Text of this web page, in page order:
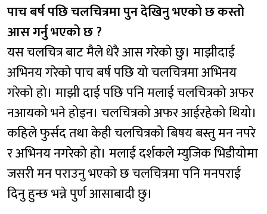
पाच बर्ष पछि चलचित्रमा पुन देखिनु भएको छ कस्तो
आस गर्नु भएको छ ?
यस चलचित्र बाट मैले धेरै आस गरेको छु। माझीदाई
अभिनय गरेको पाच बर्ष पछि यो चलचित्रमा अभिनय
गरेको हो। माझी दाई पछि पनि मलाई चलचित्रको अफर
नआयको भने होइन। चलचित्रको अफर आईरहेको थियो।
कहिले फुर्सद तथा केही चलचित्रको बिषय बस्तु मन नपरे
र अभिनय नगरेको हो। मलाई दर्शकले म्युजिक भिडीयोमा
जसरी मन पराउनु भएको छ चलचित्रमा पनि मनपराई
दिनु हुन्छ भन्ने पुर्ण आसाबादी छु।